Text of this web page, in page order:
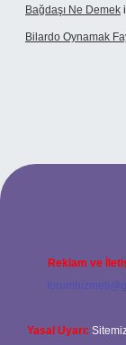
Bağdaşı Ne Demek
Bilardo Oynamak
bahis sitesi
Reklam ve
Yasal Uyarı: